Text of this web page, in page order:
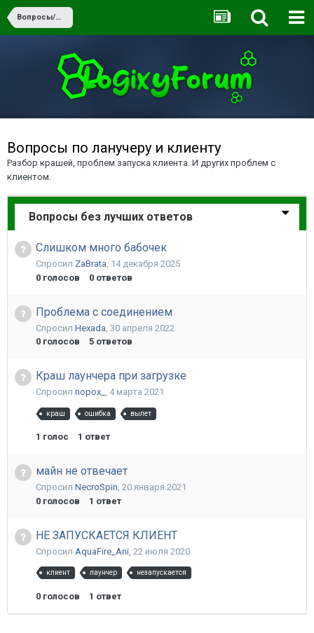
Вопросы/Ответы
Вопросы по ланучеру и клиенту
Разбор крашей, проблем запуска клиента. И других проблем с
клиентом.
Вопросы без лучших ответов
Слишком много бабочек
Спросил ZaBrata, 14 декабря 2025
0 голосов 0 ответов
Проблема с соединением
Спросил Hexada 30 апреля 2022
0 голосов 5 ответов
Краш лаунчера при загрузке
Спросил nopox_ , 4 марта 2021
краш ошибка вылет
1 голос 1 ответ
майн не отвечает
Спросил NecroSpin, 20 января 2021
0 голосов 1 ответ
НЕ ЗАПУСКАЕТСЯ КЛИЕНТ
Спросил AquaFire_Ani 22 июля 2020
клиент лаунчер незапускается
0 голосов 1 ответ